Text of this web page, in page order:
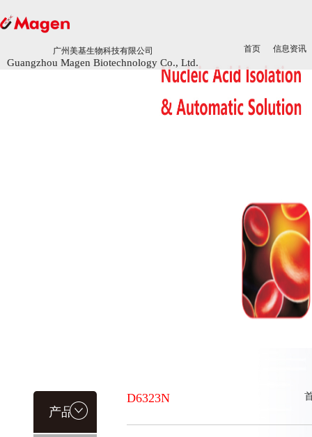
广州美基生物科技有限公司
Guangzhou Magen Biotechnology Co., Ltd.
首页 信息资讯
广州美基生物科技有限公司
Guangzhou Magen Biotechnology Co., Ltd.
首页 信息资讯
产品信
D6323N